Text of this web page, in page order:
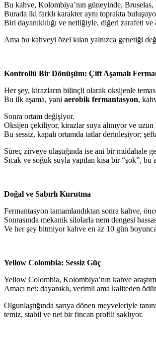
Bu kahve, Kolombiya’nın güneyinde,
Burada iki farklı karakter aynı toprakta
Biri dayanıklılığı ve netliğiyle, diğeri zarafeti
Ama bu kahveyi özel kılan yalnızca genetiği
Kontrollü Bir Dönüşüm: Çift Aşamalı
Her şey, kirazların bilinçli olarak oksijenle
Bu ilk aşama, yani aerobik fermantasyon,
Sonra ortam değişiyor.
Oksijen çekiliyor, kirazlar suya alınıyor ve
Bu sessiz, kapalı ortamda tatlar derinleşiyor;
Süreç zirveye ulaştığında ise ani bir müdahale
Sıcak ve soğuk suyla yapılan kısa bir “şok”,
Doğal ve Sabırlı Kurutma
Fermantasyon tamamlandıktan sonra kahve,
Sonrasında mekanik silolarla nem dengesi
Ve her şey bitmiyor kahve en az 10 gün
Yellow Colombia: Sessiz Güç
Yellow Colombia, Kolombiya’nın kahve
Amacı net: dayanıklı, verimli ama kaliteden
Olgunlaştığında sarıya dönen meyveleriyle
temiz, stabil ve net bir fincan profili saklıyor.